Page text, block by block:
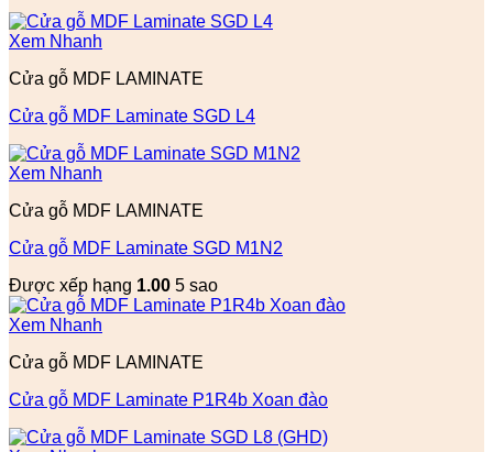
Xem Nhanh
Cửa gỗ MDF LAMINATE
Cửa gỗ MDF Laminate SGD L4
Xem Nhanh
Cửa gỗ MDF LAMINATE
Cửa gỗ MDF Laminate SGD M1N2
Được xếp hạng 1.00 5 sao
Xem Nhanh
Cửa gỗ MDF LAMINATE
Cửa gỗ MDF Laminate P1R4b Xoan đào